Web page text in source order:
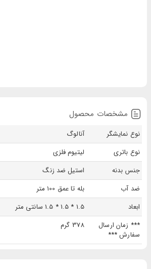
مشخصات محصول
نوع نمایشگر
آنالوگ
نوع باتری
لیتیوم فلزی
جنس بدنه
استیل ضد زنگ
ضد آب
بله تا عمق 100 متر
ابعاد
1.5 * 1.5 * 1.5 سانتی متر
*** زمان ارسال
سفارش ***
378 گرم